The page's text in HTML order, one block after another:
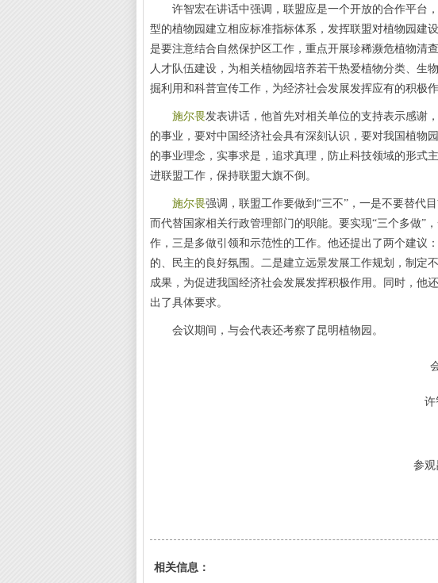
许智宏在讲话中强调，联盟应是一个开放的合作平台
型的植物园建立相应标准指标体系，发挥联盟对植物园建
是要注意结合自然保护区工作，重点开展珍稀濒危植物清
人才队伍建设，为相关植物园培养若干热爱植物分类、生
掘利用和科普宣传工作，为经济社会发展发挥应有的积极作
施尔畏发表讲话，他首先对相关单位的支持表示感谢
的事业，要对中国经济社会具有深刻认识，要对我国植物
的事业理念，实事求是，追求真理，防止科技领域的形式
进联盟工作，保持联盟大旗不倒。
施尔畏强调，联盟工作要做到 “三不” ，一是不要替代
而代替国家相关行政管理部门的职能。要实现“三个多做”
作，三是多做引领和示范性的工作。他还提出了两个建议
的、民主的良好氛围。二是建立远景发展工作规划，制定
成果 ，为促进我国经济社会发展发挥积极作用。同时，他
出了具体要求。
会议期间，与会代表还考察了昆明植物园。
许
参观
相关信息：